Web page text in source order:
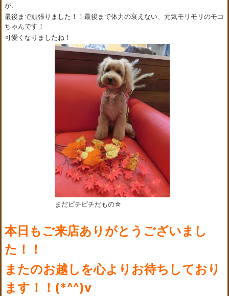
が、
最後まで頑張りました！！最後まで体力の衰えない、元気モリモリのモコ
ちゃんです！
可愛くなりましたね！
まだピチピチだもの☆
本日もご来店ありがとうございまし
た！！
またのお越しを心よりお待ちしており
ます！！(*^^)v